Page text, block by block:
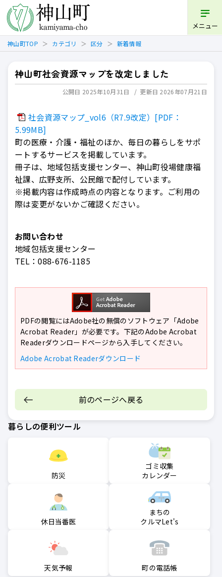
メニュー
神山町TOP カテゴリ 区分 新着情報
神山町社会資源マップを改定しました
公開日 2025年10月31日 更新日 2026年07月21日
社会資源マップ_vol6（R7.9改定）[PDF：
5.99MB]
町の医療・介護・福祉のほか、毎日の暮らしをサポ
ートするサービスを掲載しています。
冊子は、地域包括支援センター、神山町役場健康福
祉課、広野支所、公民館で配付しています。
※掲載内容は作成時点の内容となります。ご利用の
際は変更がないかご確認ください。
お問い合わせ
地域包括支援センター
TEL：088-676-1185
PDFの閲覧にはAdobe社の無償のソフトウェア「Adobe
Acrobat Reader」が必要です。下記のAdobe Acrobat
Readerダウンロードページから入手してください。
Adobe Acrobat Readerダウンロード
前のページへ戻る
暮らしの便利ツール
防災
ゴミ収集
カレンダー
休日当番医
まちの
クルマLet's
天気予報 町の電話帳